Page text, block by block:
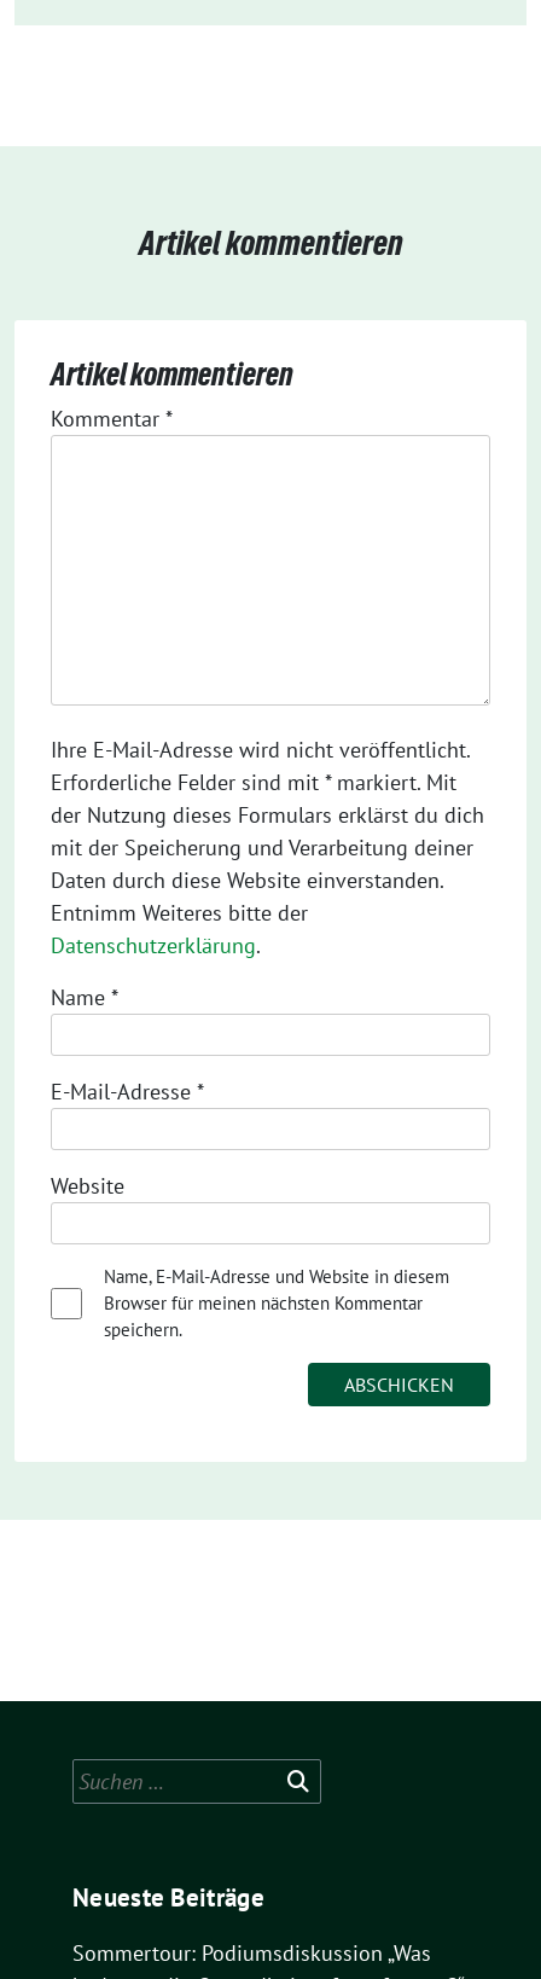
Artikel kommentieren
Artikel kommentieren
Kommentar *
Ihre E-Mail-Adresse wird nicht veröffentlicht.
Erforderliche Felder sind mit * markiert. Mit
der Nutzung dieses Formulars erklärst du dich
mit der Speicherung und Verarbeitung deiner
Daten durch diese Website einverstanden.
Entnimm Weiteres bitte der
Datenschutzerklärung.
Name *
E-Mail-Adresse *
Website
Name, E-Mail-Adresse und Website in diesem
Browser für meinen nächsten Kommentar
speichern.
Suchen
nach:
Neueste Beiträge
Sommertour: Podiumsdiskussion „Was